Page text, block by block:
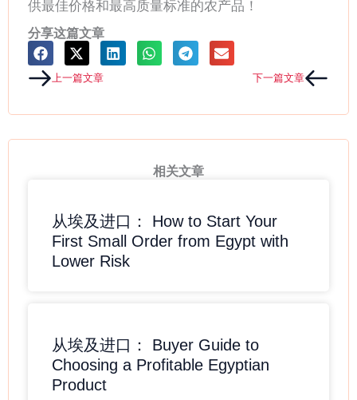
供最佳价格和最高质量标准的农产品！
分享这篇文章
Prev上一篇文章 下一篇文章Next
相关文章
从埃及进口： How to Start Your
First Small Order from Egypt with
Lower Risk
从埃及进口： Buyer Guide to
Choosing a Profitable Egyptian
Product